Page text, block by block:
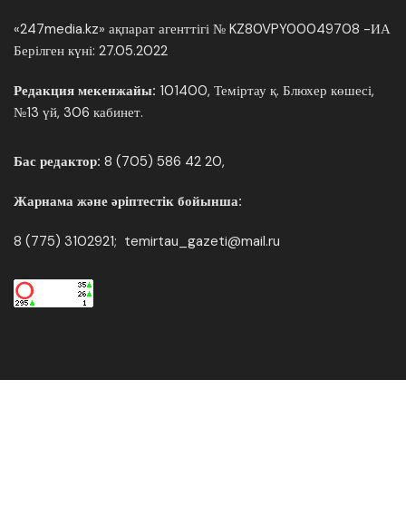
«247media.kz» ақпарат агенттігі № KZ80VPY00049708 -ИА
Берілген күні: 27.05.2022
Редакция мекенжайы: 101400, Теміртау қ. Блюхер көшесі,
№13 үй, 306 кабинет.
Бас редактор: 8 (705) 586 42 20,
Жарнама және әріптестік бойынша:
8 (775) 3102921; temirtau_gazeti@mail.ru